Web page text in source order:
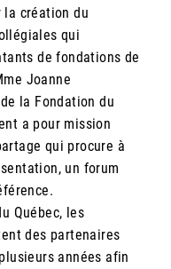
la création du
qui
de fondations de
Joanne
la Fondation du
a pour mission
qui procure à
un forum
Québec, les
des partenaires
années afin